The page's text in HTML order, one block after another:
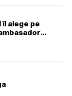
îl alege pe